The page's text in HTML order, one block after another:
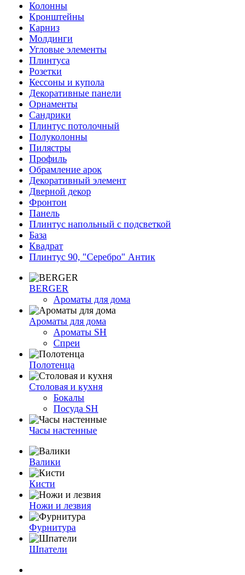
Колонны
Кронштейны
Карниз
Молдинги
Угловые элементы
Плинтуса
Розетки
Кессоны и купола
Декоративные панели
Орнаменты
Сандрики
Плинтус потолочный
Полуколонны
Пилястры
Профиль
Обрамление арок
Декоративный элемент
Дверной декор
Фронтон
Панель
Плинтус напольный с подсветкой
База
Квадрат
Плинтус 90, "Серебро" Антик
BERGER
Ароматы для дома
Ароматы для дома
Ароматы SH
Спреи
Полотенца
Столовая и кухня
Бокалы
Посуда SH
Часы настенные
Валики
Кисти
Ножи и лезвия
Фурнитура
Шпатели